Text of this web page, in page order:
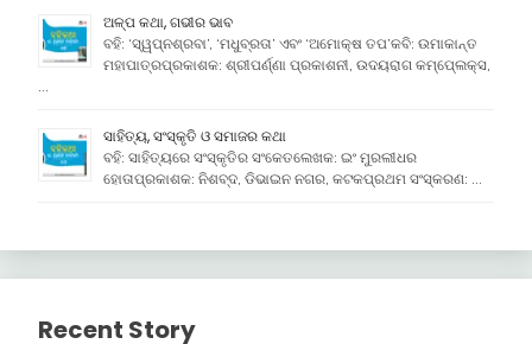
ଅଳ୍ପ କଥା, ଗଭୀର ଭାବ
ବହି: ‘ସ୍ୱପ୍ନଶ୍ରବା’, ‘ମଧୁବ୍ରତା’ ଏବଂ ‘ଅମୋକ୍ଷ ତପ’କବି: ଉମାକାନ୍ତ
ମହାପାତ୍ରପ୍ରକାଶକ: ଶ୍ରୀପର୍ଣ୍ଣା ପ୍ରକାଶନୀ, ଉଦୟରାଗ କମ୍ପେ୍ଲକ୍ସ,
ସାହିତ୍ୟ, ସଂସ୍କୃତି ଓ ସମାଜର କଥା
ବହି: ସାହିତ୍ୟରେ ସଂସ୍କୃତିର ସଂକେତଲେଖକ: ଇଂ ମୁରଲୀଧର
ହୋତାପ୍ରକାଶକ: ନିଶବ୍ଦ, ଡିଭାଇନ ନଗର, କଟକପ୍ରଥମ ସଂସ୍କରଣ: …
Recent Story